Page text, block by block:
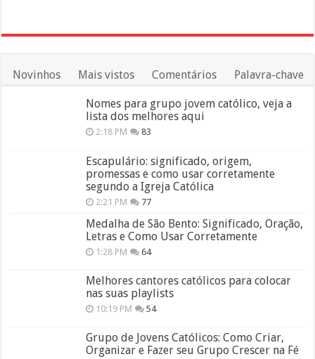
Novinhos Mais vistos Comentários Palavra-chave
Nomes para grupo jovem católico, veja a
lista dos melhores aqui
2:18 PM 83
Escapulário: significado, origem,
promessas e como usar corretamente
segundo a Igreja Católica
2:21 PM 77
Medalha de São Bento: Significado, Oração,
Letras e Como Usar Corretamente
1:28 PM 64
Melhores cantores católicos para colocar
nas suas playlists
10:19 PM 54
Grupo de Jovens Católicos: Como Criar,
Organizar e Fazer seu Grupo Crescer na Fé